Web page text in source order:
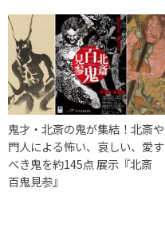
鬼才・北斎の鬼が集結！北斎や
門人による怖い、哀しい、愛す
べき鬼を約145点 展示『北斎
百鬼見参』